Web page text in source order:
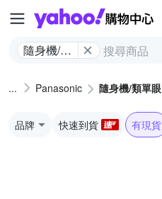
隨身機/類
Panasonic 隨身機/類單眼
品牌 快速到貨 有現貨